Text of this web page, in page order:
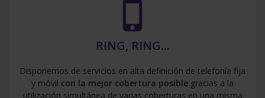
phone_iphone
RING, RING...
Disponemos de servicios en alta definición de telefonía fija
y móvil con la mejor cobertura posible gracias a la
utilización simultánea de varias coberturas en una misma